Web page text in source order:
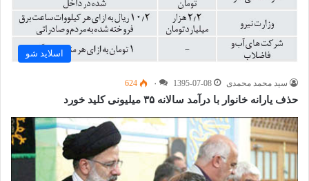
اسلاید شو
سید محمد محمدی 1395-07-08 ۰ 624
حذف یارانه خانوار با درآمد سالانه ۳۵ میلیونی کلید خورد